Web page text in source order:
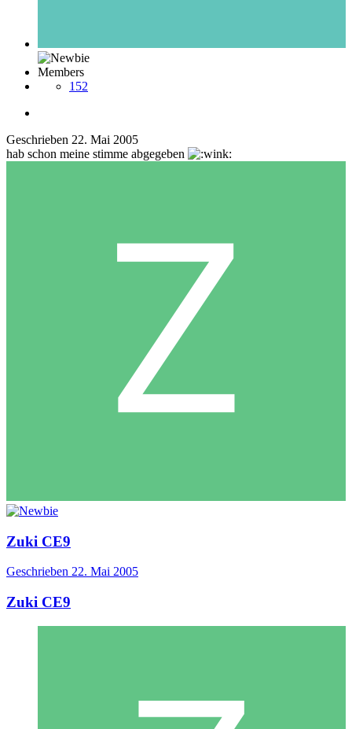
Members
152
Geschrieben 22. Mai 2005
hab schon meine stimme abgegeben
Zuki CE9
Geschrieben 22. Mai 2005
Zuki CE9